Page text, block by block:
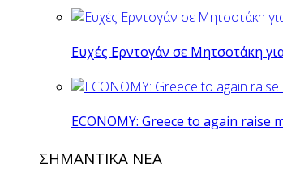
Ευχές Ερντογάν σε Μητσοτάκη
ECONOMY: Greece to again raise
ΣΗΜΑΝΤΙΚΑ ΝΕΑ